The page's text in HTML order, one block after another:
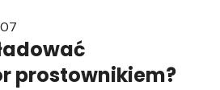
prostownikiem?